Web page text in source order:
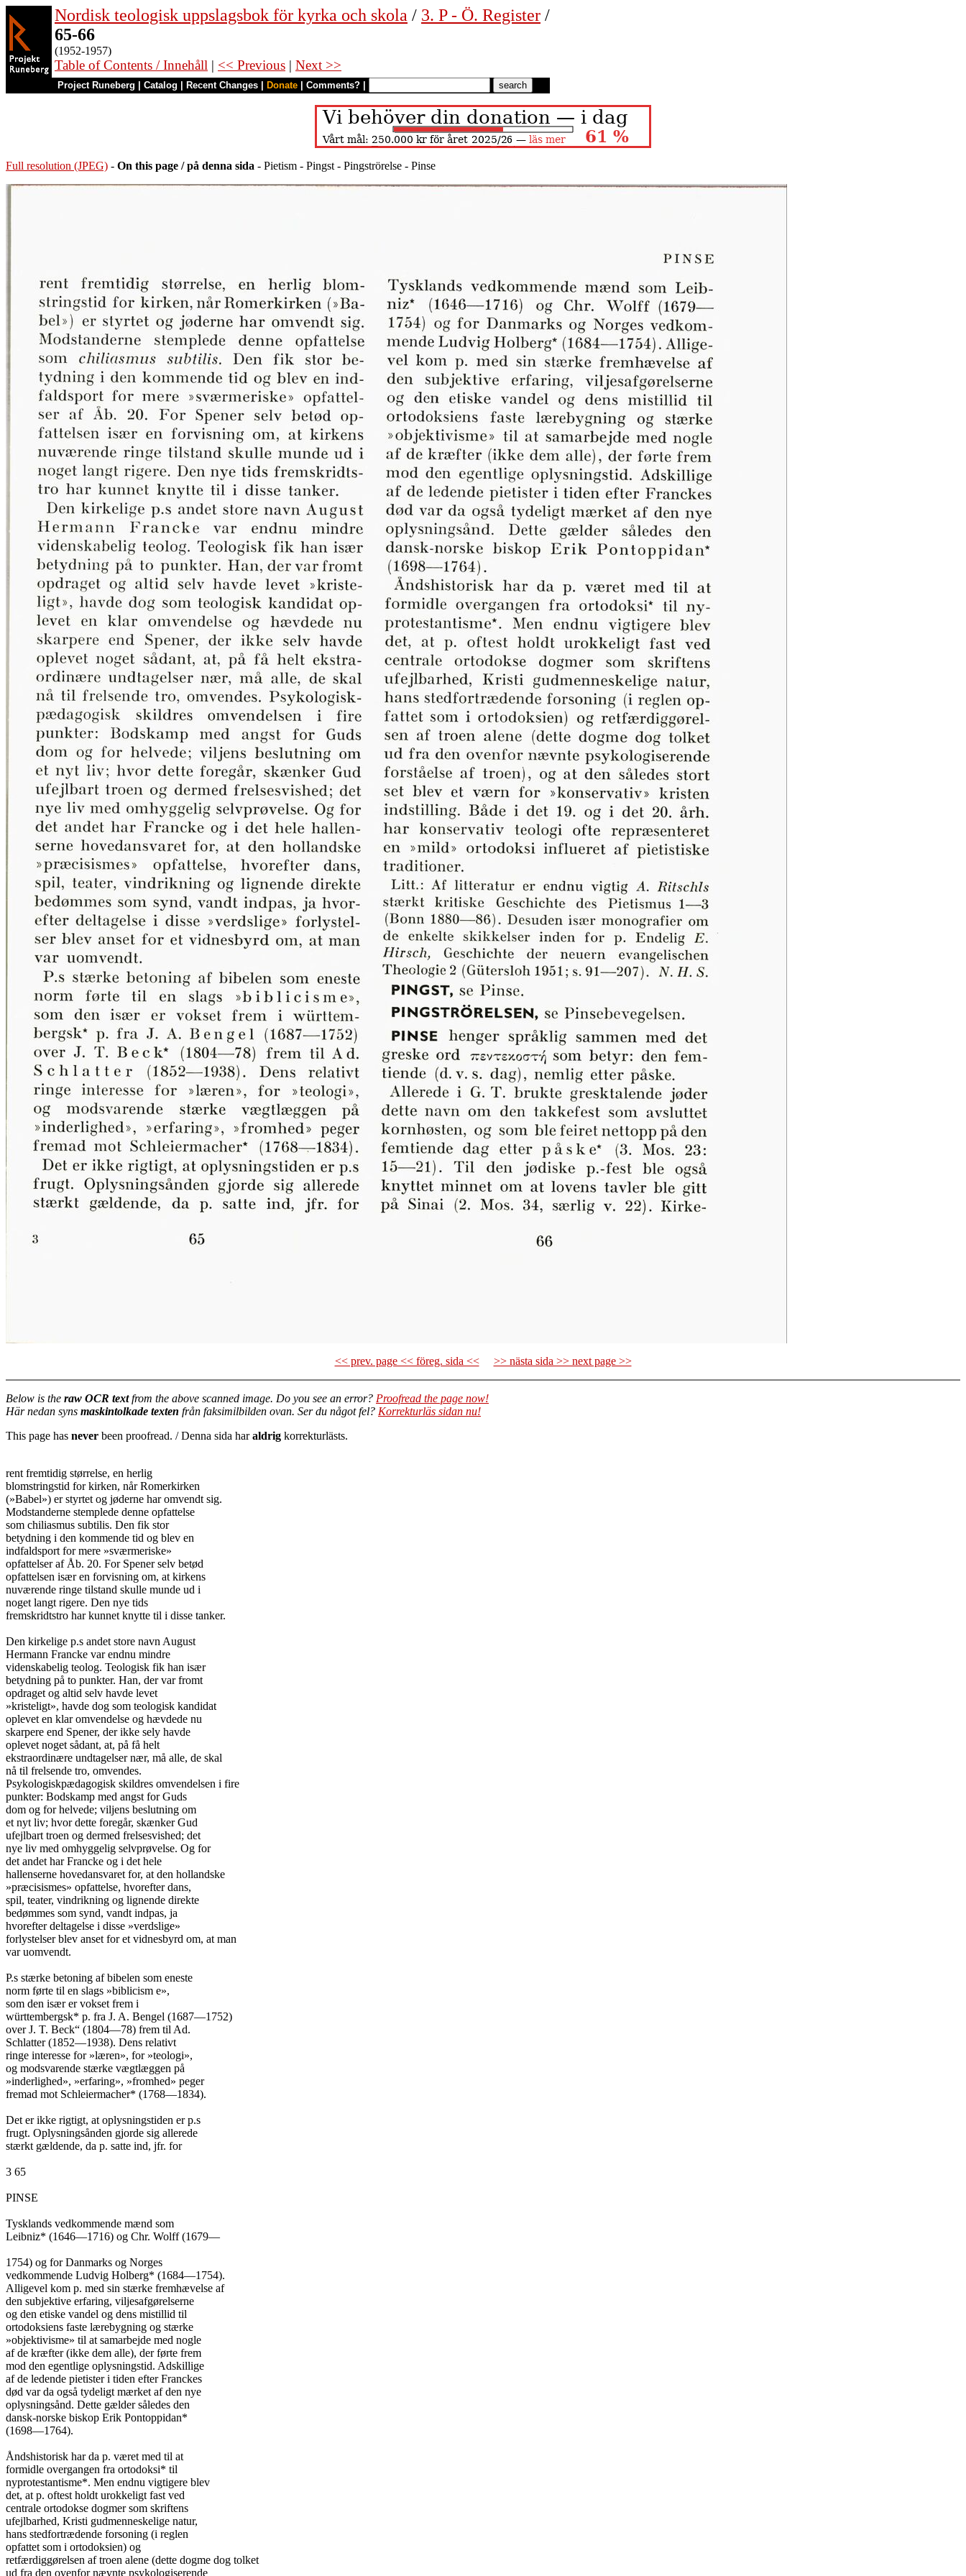
Nordisk teologisk uppslagsbok för kyrka och skola / 3. P - Ö. Register /
65-66
(1952-1957)
Table of Contents / Innehåll | << Previous | Next >>
Project Runeberg Catalog Recent Changes Donate Comments?
Full resolution (JPEG) - On this page / på denna sida - Pietism - Pingst - Pingströrelse - Pinse
<< prev. page << föreg. sida << >> nästa sida >> next page >>
Below is the raw OCR textfrom the above scanned image. Do you see an error? Proofread the page now!
Här nedan syns maskintolkade texten från faksimilbilden ovan. Ser du något fel? Korrekturläs sidan nu!
This page has never been proofread. / Denna sida haraldrig korrekturlästs.
rent fremtidig størrelse, en herlig
blomstringstid for kirken, når Romerkirken
(»Babel») er styrtet og jøderne har omvendt sig.
Modstanderne stemplede denne opfattelse
som chiliasmus subtilis. Den fik stor
betydning i den kommende tid og blev en
indfaldsport for mere »sværmeriske»
opfattelser af Åb. 20. For Spener selv betød
opfattelsen især en forvisning om, at kirkens
nuværende ringe tilstand skulle munde ud i
noget langt rigere. Den nye tids
fremskridtstro har kunnet knytte til i disse tanker.
Den kirkelige p.s andet store navn August
Hermann Francke var endnu mindre
videnskabelig teolog. Teologisk fik han især
betydning på to punkter. Han, der var fromt
opdraget og altid selv havde levet
»kristeligt», havde dog som teologisk kandidat
oplevet en klar omvendelse og hævdede nu
skarpere end Spener, der ikke sely havde
oplevet noget sådant, at, på få helt
ekstraordinære undtagelser nær, må alle, de skal
nå til frelsende tro, omvendes.
Psykologiskpædagogisk skildres omvendelsen i fire
punkter: Bodskamp med angst for Guds
dom og for helvede; viljens beslutning om
et nyt liv; hvor dette foregår, skænker Gud
ufejlbart troen og dermed frelsesvished; det
nye liv med omhyggelig selvprøvelse. Og for
det andet har Francke og i det hele
hallenserne hovedansvaret for, at den hollandske
»præcisismes» opfattelse, hvorefter dans,
spil, teater, vindrikning og lignende direkte
bedømmes som synd, vandt indpas, ja
hvorefter deltagelse i disse »verdslige»
forlystelser blev anset for et vidnesbyrd om, at man
var uomvendt.
P.s stærke betoning af bibelen som eneste
norm førte til en slags »biblicism e»,
som den især er vokset frem i
württembergsk* p. fra J. A. Bengel (1687—1752)
over J. T. Beck“ (1804—78) frem til Ad.
Schlatter (1852—1938). Dens relativt
ringe interesse for »læren», for »teologi»,
og modsvarende stærke vægtlæggen på
»inderlighed», »erfaring», »fromhed» peger
fremad mot Schleiermacher* (1768—1834).
Det er ikke rigtigt, at oplysningstiden er p.s
frugt. Oplysningsånden gjorde sig allerede
stærkt gældende, da p. satte ind, jfr. for
3 65
PINSE
Tysklands vedkommende mænd som
Leibniz* (1646—1716) og Chr. Wolff (1679—
1754) og for Danmarks og Norges
vedkommende Ludvig Holberg* (1684—1754).
Alligevel kom p. med sin stærke fremhævelse af
den subjektive erfaring, viljesafgørelserne
og den etiske vandel og dens mistillid til
ortodoksiens faste lærebygning og stærke
»objektivisme» til at samarbejde med nogle
af de kræfter (ikke dem alle), der førte frem
mod den egentlige oplysningstid. Adskillige
af de ledende pietister i tiden efter Franckes
død var da også tydeligt mærket af den nye
oplysningsånd. Dette gælder således den
dansk-norske biskop Erik Pontoppidan*
(1698—1764).
Åndshistorisk har da p. været med til at
formidle overgangen fra ortodoksi* til
nyprotestantisme*. Men endnu vigtigere blev
det, at p. oftest holdt urokkeligt fast ved
centrale ortodokse dogmer som skriftens
ufejlbarhed, Kristi gudmenneskelige natur,
hans stedfortrædende forsoning (i reglen
opfattet som i ortodoksien) og
retfærdiggørelsen af troen alene (dette dogme dog tolket
ud fra den ovenfor nævnte psykologiserende